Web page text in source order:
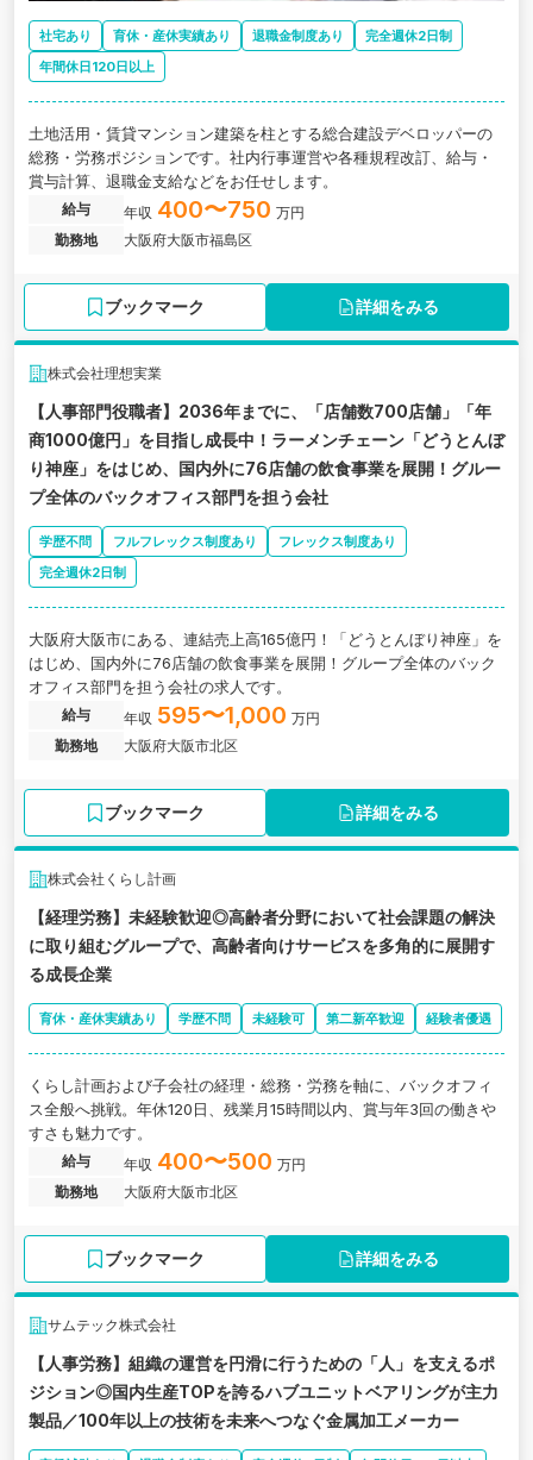
社宅あり 育休・産休実績あり 退職金制度あり
完全週休2日制
年間休日120日以上
土地活用・賃貸マンション建築を柱とする総合建設デベロッパーの
総務・労務ポジションです。社内行事運営や各種規程改訂、給与・
賞与計算、退職金支給などをお任せします。
給与 年収 400〜750 万円
勤務地
大阪府大阪市福島区
ブックマーク 詳細をみる
株式会社理想実業
【人事部門役職者】2036年までに、「店舗数700店舗」「年
商1000億円」を目指し成長中！ラーメンチェーン「どうとんぼ
り神座」をはじめ、国内外に76店舗の飲食事業を展開！グルー
プ全体のバックオフィス部門を担う会社
学歴不問 フルフレックス制度あり
フレックス制度あり
完全週休2日制
大阪府大阪市にある、連結売上高165億円！「どうとんぼり神座」を
はじめ、国内外に76店舗の飲食事業を展開！グループ全体のバック
オフィス部門を担う会社の求人です。
給与 年収 595〜1,000 万円
勤務地
大阪府大阪市北区
ブックマーク 詳細をみる
株式会社くらし計画
【経理労務】未経験歓迎◎高齢者分野において社会課題の解決
に取り組むグループで、高齢者向けサービスを多角的に展開す
る成長企業
育休・産休実績あり 学歴不問 未経験可 第二新卒歓迎 経験者優遇
くらし計画および子会社の経理・総務・労務を軸に、バックオフィ
ス全般へ挑戦。年休120日、残業月15時間以内、賞与年3回の働きや
すさも魅力です。
給与 年収 400〜500 万円
勤務地
大阪府大阪市北区
ブックマーク 詳細をみる
サムテック株式会社
【人事労務】組織の運営を円滑に行うための「人」を支えるポ
ジション◎国内生産TOPを誇るハブユニットベアリングが主力
製品／100年以上の技術を未来へつなぐ金属加工メーカー